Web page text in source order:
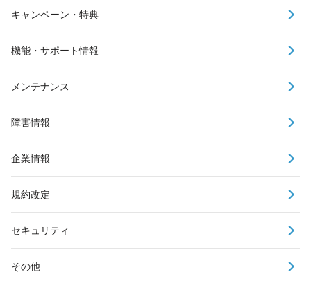
キャンペーン・特典
機能・サポート情報
メンテナンス
障害情報
企業情報
規約改定
セキュリティ
その他